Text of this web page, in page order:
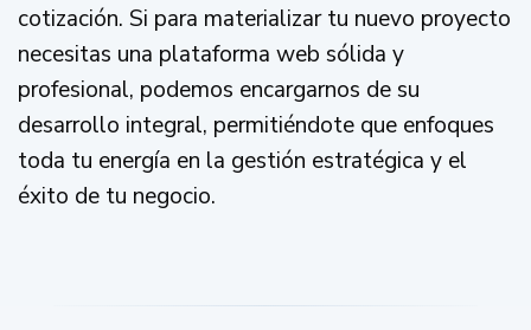
cotización. Si para materializar tu nuevo proyecto
necesitas una plataforma web sólida y
profesional, podemos encargarnos de su
desarrollo integral, permitiéndote que enfoques
toda tu energía en la gestión estratégica y el
éxito de tu negocio.